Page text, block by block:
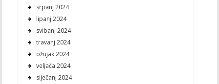
srpanj 2024
lipanj 2024
svibanj 2024
travanj 2024
ožujak 2024
veljača 2024
siječanj 2024